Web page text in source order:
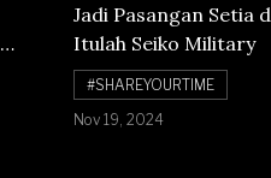
Jadi Pasangan Setia
Itulah Seiko Military
#SHAREYOURTIME
Nov 19, 2024